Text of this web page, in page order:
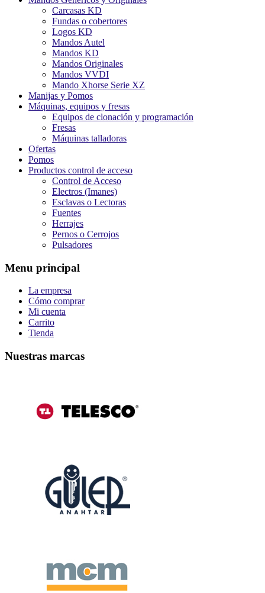
Carcasas KD
Fundas o cobertores
Logos KD
Mandos Autel
Mandos KD
Mandos Originales
Mandos VVDI
Mando Xhorse Serie XZ
Manijas y Pomos
Máquinas, equipos y fresas
Equipos de clonación y programación
Fresas
Máquinas talladoras
Ofertas
Pomos
Productos control de acceso
Control de Acceso
Electros (Imanes)
Esclavas o Lectoras
Fuentes
Herrajes
Pernos o Cerrojos
Pulsadores
Menu principal
La empresa
Cómo comprar
Mi cuenta
Carrito
Tienda
Nuestras marcas